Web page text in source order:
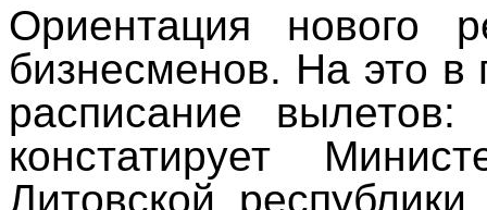
Ориентация нового
бизнесменов. На это в
расписание
констатирует
Литовской